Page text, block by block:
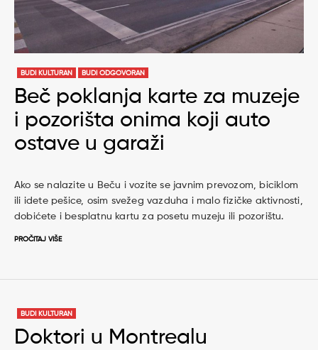
BUDI KULTURAN BUDI ODGOVORAN
Beč poklanja karte za muzeje
i pozorišta onima koji auto
ostave u garaži
Ako se nalazite u Beču i vozite se javnim prevozom, biciklom
ili idete pešice, osim svežeg vazduha i malo fizičke aktivnosti,
dobićete i besplatnu kartu za posetu muzeju ili pozorištu.
PROČITAJ VIŠE
BUDI KULTURAN
Doktori u Montrealu